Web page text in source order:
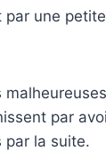
par une
par
par la suite.